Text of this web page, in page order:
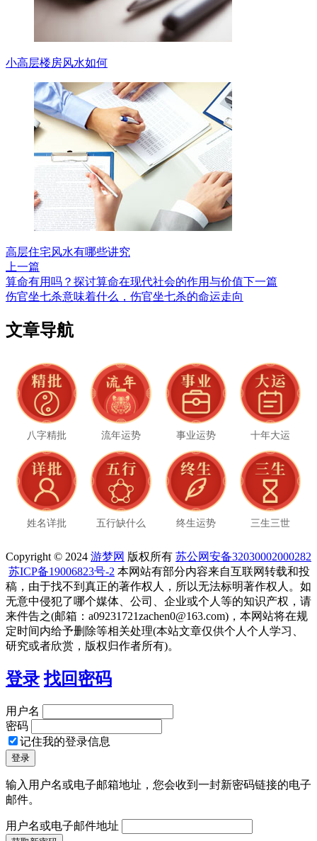
小高层楼房风水如何
高层住宅风水有哪些讲究
上一篇
算命有用吗？探讨算命在现代社会的作用与价值下一篇
伤官坐七杀意味着什么，伤官坐七杀的命运走向
文章导航
八字精批 流年运势 事业运势 十年大运
姓名详批 五行缺什么 终生运势 三生三世
Copyright © 2024 游梦网 版权所有 苏公网安备32030002000282
苏ICP备19006823号-2 本网站有部分内容来自互联网转载和投
稿，由于找不到真正的著作权人，所以无法标明著作权人。如
无意中侵犯了哪个媒体、公司、企业或个人等的知识产权，请
来件告之(邮箱：a09231721zachen0@163.com)，本网站将在规
定时间内给予删除等相关处理(本站文章仅供个人个人学习、
研究或者欣赏，版权归作者所有)。
登录 找回密码
用户名
密码
记住我的登录信息
输入用户名或电子邮箱地址，您会收到一封新密码链接的电子
邮件。
用户名或电子邮件地址